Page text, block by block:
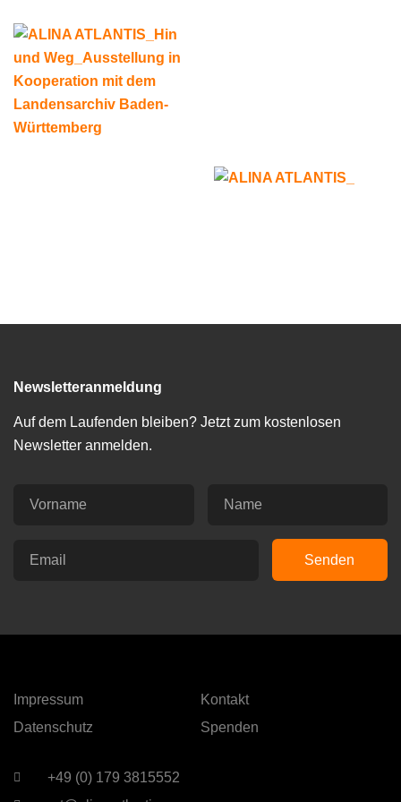
Newsletteranmeldung
Auf dem Laufenden bleiben? Jetzt zum kostenlosen
Newsletter anmelden.
Senden
Impressum
Datenschutz
Kontakt
Spenden
+49 (0) 179 3815552